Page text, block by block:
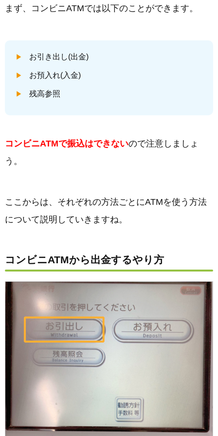
まず、コンビニATMでは以下のことができます。
お引き出し(出金)
お預入れ(入金)
残高参照
コンビニATMで振込はできないので注意しましょ
う。
ここからは、それぞれの方法ごとにATMを使う方法
について説明していきますね。
コンビニATMから出金するやり方